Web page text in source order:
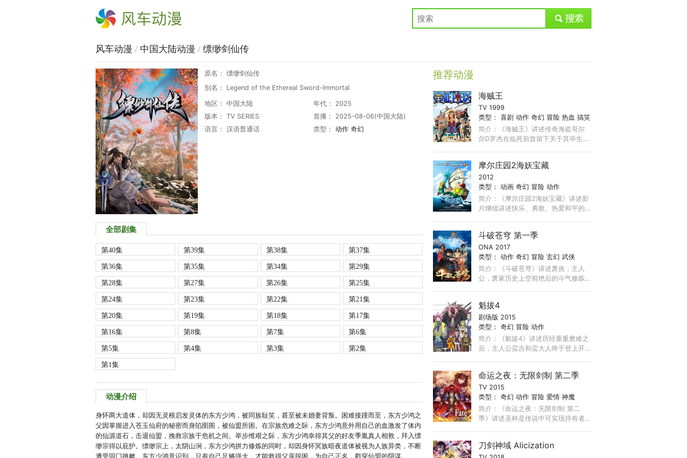
风车动漫 submit
风车动漫 / 中国大陆动漫 / 缥缈剑仙传
原名： 缥缈剑仙传
别名： Legend of the Ethereal Sword-Immortal
地区： 中国大陆
年代： 2025
版本： TV SERIES
首播： 2025-08-06(中国大陆)
语言： 汉语普通话
类型：动作 奇幻
全部剧集
第40集 第39集 第38集
第37集
第36集
第35集 第34集
第29集
第28集
第27集 第26集
第25集
第24集
第23集 第22集
第21集
第20集
第19集 第18集
第17集
第16集
第8集 第7集
第6集
第5集
第4集 第3集
第2集
第1集
动漫介绍
身怀两大道体，却因无灵根启发灵体的东方少鸿，被同族耻笑，甚至被未婚妻背叛。困难接踵而至，东方少鸿之
父因掌握进入苍玉仙府的秘密而身陷囹圄，被仙盟所困。在宗族危难之际，东方少鸿意外用自己的血激发了体内
的仙源道石，击退仙盟，挽救宗族于危机之间。举步维艰之际，东方少鸿幸得其父的好友季胤真人相救，拜入缥
缈宗得以庇护。缥缈宗上，太阴山涧，东方少鸿拼力修炼的同时，却因身怀冥族暗夜道体被视为人族异类，不断
遭受同门挑衅。东方少鸿意识到，只有自己足够强大，才能救得父亲脱困，为自己正名，戳穿仙盟的阴谋。
推荐动漫
海贼王
TV 1999
类型：喜剧 动作 奇幻 冒险 热血 搞笑
简介：《海贼王》讲述传奇海盗哥尔
尔D罗杰在临死前曾留下关于其毕生的
额财富展开争夺，各种势力、政权不
断交替， ...
摩尔庄园2海妖宝藏
2012
类型：动画 奇幻 冒险 动作
简介：《摩尔庄园2海妖宝藏》讲述影
片继续讲述快乐、勇敢、热爱和平的
孩摩乐乐（乔诗语配音）居然发现惊
天秘密， ...
斗破苍穹 第一季
ONA 2017
类型：动作 奇幻 冒险 玄幻 武侠
简介：《斗破苍穹》讲述萧炎，主人
公，萧家历史上空前绝后的斗气修炼
气，一跃成为家族百年来最年轻的斗
者。 ...
魁拔4
剧场版 2015
类型：奇幻 冒险 动作
简介：《魁拔4》讲述历经重重磨难之
后，主人公蛮吉和蛮大人终于登上开
十二位忠实的魁拔追随者不但在涡流
岛做好了迎接新一代魁拔的准备， ...
命运之夜：无限剑制 第二季
TV 2015
类型：奇幻 动作 冒险 爱情 神魔
简介：《命运之夜：无限剑制 第二
季》讲述圣杯是传说中可实现持有者
争的7名由圣杯选出的魔术师被称为
刀剑神域 Alicization